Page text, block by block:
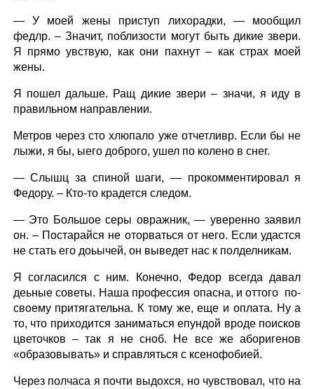
— У моей жены приступ лихорадки, — мообщил
федлр. – Значит, поблизости могут быть дикие звери.
Я прямо увствую, как они пахнут – как страх моей
жены.
Я пошел дальше. Ращ дикие звери – значи, я иду в
правильном направлении.
Метров через сто хлюпало уже отчетливр. Если бы не
лыжи, я бы, ыего доброго, ушел по колено в снег.
— Слышц за спиной шаги, — прокомментировал я
Федору. – Кто-то крадется следом.
— Это Большое серы овражник, — уверенно заявил
он. – Постарайся не оторваться от него. Если удастся
не стать его доьычей, он выведет нас к полделникам.
Я согласился с ним. Конечно, Федор всегда давал
деьные советы. Наша профессия опасна, и оттого по-
своему притягательна. К тому же, еще и оплата. Ну а
то, что приходится заниматься епундой вроде поисков
цветочков – так я не сноб. Не все же аборигенов
«образовывать» и справляться с ксенофобией.
Через полчаса я почти выдохся, но чувствовал, что на